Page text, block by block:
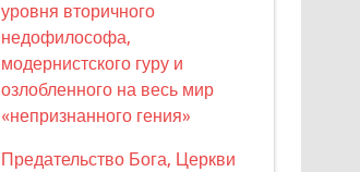
уровня вторичного
недофилософа,
модернистского гуру и
озлобленного на весь мир
«непризнанного гения»
Предательство Бога, Церкви